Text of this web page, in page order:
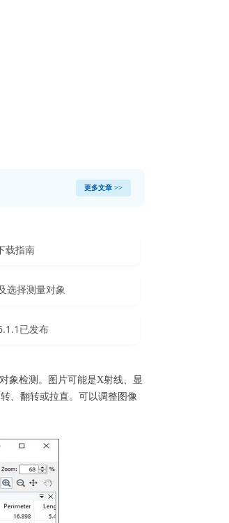
更多文章 >>
载指南
选择测量对象
已发布
象检测。图片可能是X射线、显
、翻转或拉直。可以调整图像